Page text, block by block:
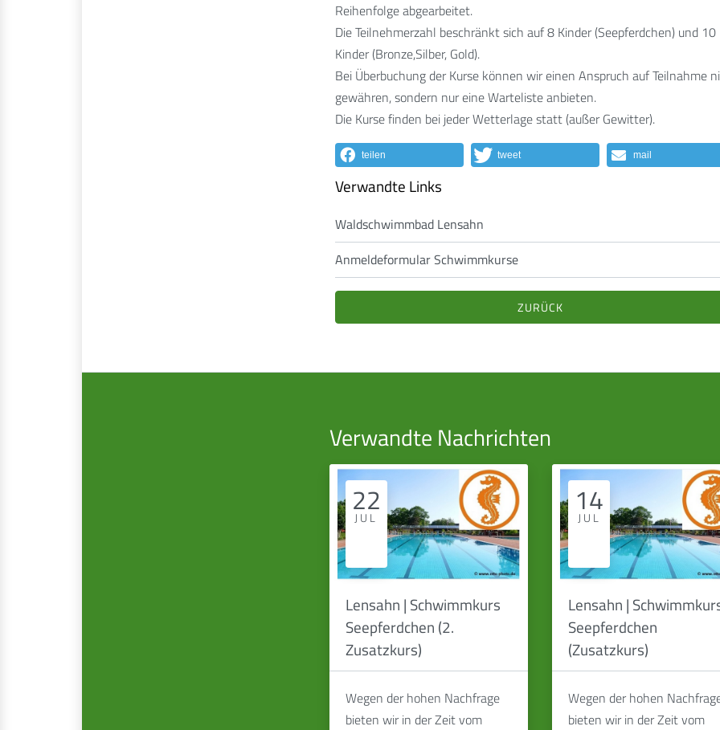
Reihenfolge abgearbeitet.
Die Teilnehmerzahl beschränkt sich auf 8 Kinder (Seepferdchen) und 10
Kinder (Bronze,Silber, Gold).
Bei Überbuchung der Kurse können wir einen Anspruch auf Teilnahme
gewähren, sondern nur eine Warteliste anbieten.
Die Kurse finden bei jeder Wetterlage statt (außer Gewitter).
teilen tweet mail
Verwandte Links
Waldschwimmbad Lensahn
Anmeldeformular Schwimmkurse
ZURÜCK
Verwandte Nachrichten
22
JUL
Lensahn | Schwimmkurs
Seepferdchen (2.
Zusatzkurs)
Wegen der hohen Nachfrage
bieten wir in der Zeit vom
14
JUL
Lensahn |
Seepferdchen
(Zusatzkurs)
Wegen der hohen
bieten wir in der Zeit vom